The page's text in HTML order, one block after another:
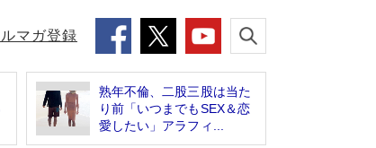
ルマガ登録
熟年不倫、二股三股は当た
り前「いつまでもSEX＆恋
愛したい」アラフィ...